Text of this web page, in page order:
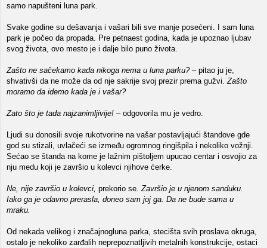
samo napušteni luna park.
Svake godine su dešavanja i vašari bili sve manje posećeni. I sam luna
park je počeo da propada. Pre petnaest godina, kada je upoznao ljubav
svog života, ovo mesto je i dalje bilo puno života.
Zašto ne sačekamo kada nikoga nema u luna parku?– pitao ju je,
shvativši da ne može da od nje sakrije svoj prezir prema gužvi.Zašto
moramo da idemo kada je i vašar?
Zato što je tada najzanimljivije! – odgovorila mu je vedro.
Ljudi su donosili svoje rukotvorine na vašar postavljajući štandove gde
god su stizali, uvlačeći se između ogromnog ringišpila i nekoliko vožnji.
Sećao se štanda na kome je lažnim pištoljem upucao centar i osvojio za
nju medu koji je završio u kolevci njihove ćerke.
Ne, nije završio u kolevci, prekorio se.Završio je u njenom sanduku.
Iako ga je odavno prerasla, doneo sam joj ga. Da ne bude sama u
mraku.
Od nekada velikog i značajnogluna parka, stecišta svih proslava okruga,
ostalo je nekoliko zarđalih neprepoznatljivih metalnih konstrukcije, ostaci